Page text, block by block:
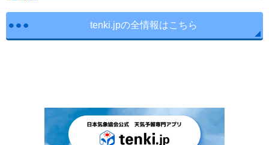
tenki.jpの全情報はこちら